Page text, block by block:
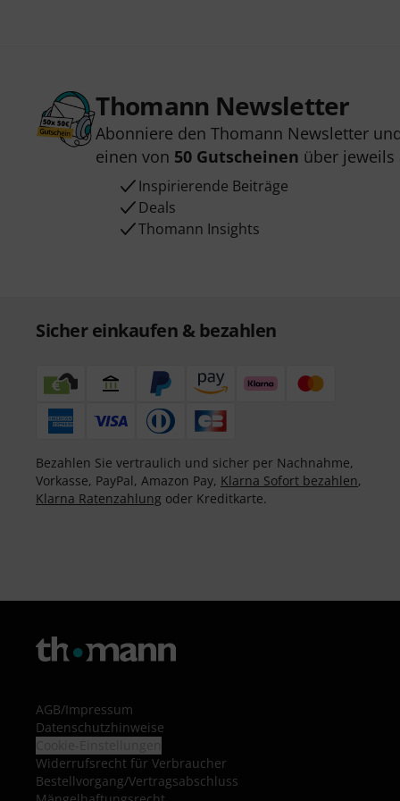
Thomann Newsletter
Abonniere den Thomann Newsletter
einen von 50 Gutscheinen über jeweils
Inspirierende Beiträge
Deals
Thomann Insights
Sicher einkaufen & bezahlen
Bezahlen Sie vertraulich und sicher per Nachnahme,
Vorkasse, PayPal, Amazon Pay, Klarna Sofort bezahlen,
Klarna Ratenzahlung oder Kreditkarte.
AGB/Impressum
Datenschutzhinweise
Widerrufsrecht für Verbraucher
Bestellvorgang/Vertragsabschluss